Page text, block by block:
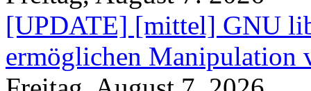
[UPDATE] [mittel] GNU
ermöglichen Manipulation